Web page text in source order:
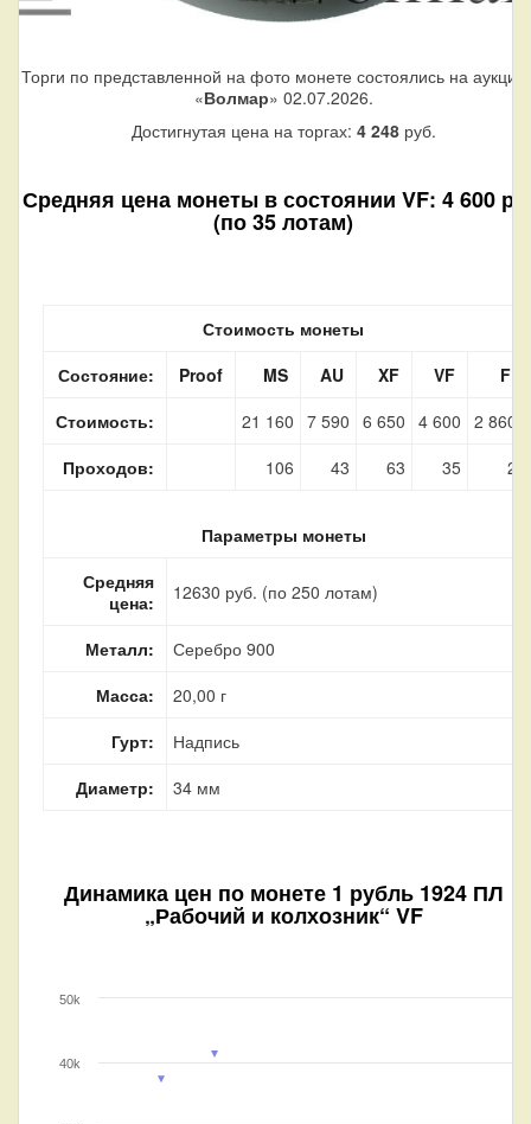
Торги по представленной на фото монете состоялись на
«Волмар» 02.07.2026.
Достигнутая цена на торгах: 4 248руб.
Средняя цена монеты в состоянии VF: 4 600
(по 35 лотам)
Стоимость монеты
Состояние:
Proof MS AU XF VF
F
Стоимость:
21 160 7 590 6 650 4 600 2 860
Проходов:
106 43 63 35 2
Параметры монеты
Средняя
цена:
12630 руб. (по 250 лотам)
Металл:
Серебро 900
Масса:
20,00 г
Гурт:
Надпись
Диаметр:
34 мм
Динамика цен по монете 1 рубль 1924 ПЛ
„Рабочий и колхозник“ VF
40k
50k